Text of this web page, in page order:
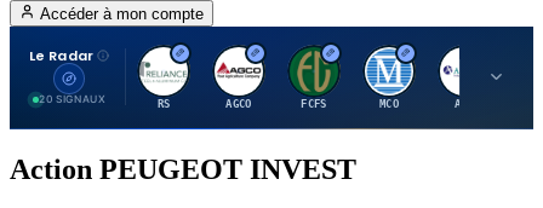
Accéder à mon compte
Le Radar
20 SIGNAUX
R
RS
A
AGCO
F
FCFS
M
MCO
A
AIT
Action PEUGEOT INVEST